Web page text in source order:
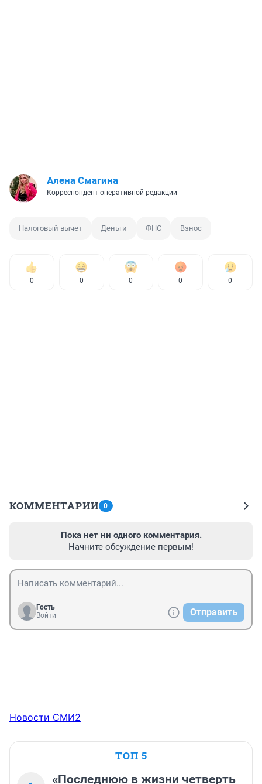
Алена Смагина
Корреспондент оперативной редакции
Налоговый вычет Деньги ФНС Взнос
0 0 0 0 0
КОММЕНТАРИИ 0
Пока нет ни одного комментария.
Начните обсуждение первым!
Гость
Войти
Отправить
Новости СМИ2
ТОП 5
«Последнюю в жизни четверть